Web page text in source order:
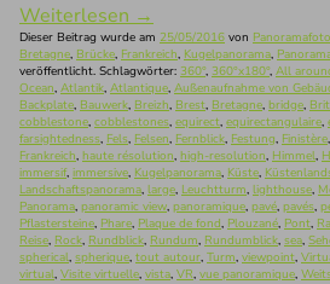
Weiterlesen →
Dieser Beitrag wurde am 25/05/2016 von
Bretagne, Brücke, Frankreich, Kugelpanorama,
veröffentlicht. Schlagwörter: 360°, 360°x180°, All
Ocean, Atlantik, Atlantique, Außenaufnahme von
Backplate, Bauwerk, Breizh, Brest, Bretagne, bridge,
cobblestone, cobblestones, equirect, equirectangulaire,
farsightedness, Fels, Felsen, Fernblick, Festung, Finistère,
Frankreich, haute résolution, high-resolution, Himmel,
immersif, immersive, Kugelpanorama, Küste,
Landschaftspanorama, large, Leuchtturm, lighthouse,
Panorama, panoramic view, panoramique, pavé, pavés,
Pflastersteine, Phare, Plaque de fond, Plouzané, Pont,
Reise, Rock, Rundblick, Rundum, Rundumblick, sea,
spherical, spherique, tout autour, Turm, viewpoint,
virtual, Visite virtuelle, vista, VR, vue panoramique,